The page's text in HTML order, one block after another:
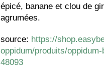
épicé, banane et clou de
agrumées.
source: https://
oppidum/produits/
48093